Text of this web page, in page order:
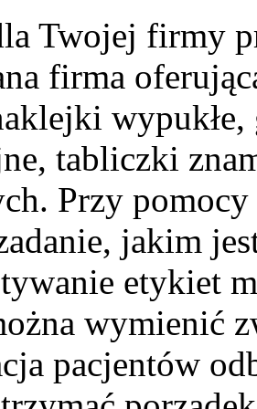
Twojej firmy
firma
tabliczki
Przy
jakim
etykiet
wymienić
pacjentów